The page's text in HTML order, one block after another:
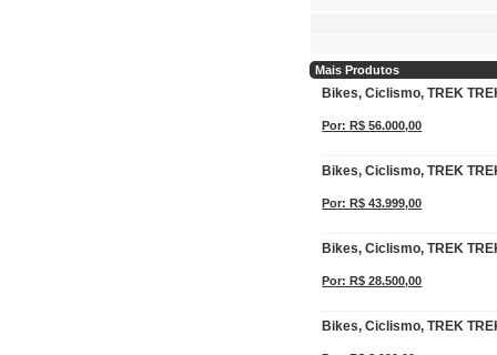
Mais Produtos
Bikes, Ciclismo, TREK
Por: R$ 56.000,00
Bikes, Ciclismo, TREK
Por: R$ 43.999,00
Bikes, Ciclismo, TREK
Por: R$ 28.500,00
Bikes, Ciclismo, TREK